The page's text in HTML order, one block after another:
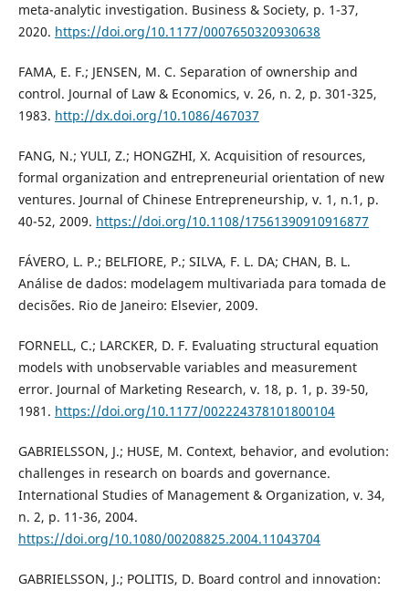
meta-analytic investigation. Business & Society, p. 1-37,
2020. https://doi.org/10.1177/0007650320930638
FAMA, E. F.; JENSEN, M. C. Separation of ownership and
control. Journal of Law & Economics, v. 26, n. 2, p. 301-325,
1983. http://dx.doi.org/10.1086/467037
FANG, N.; YULI, Z.; HONGZHI, X. Acquisition of resources,
formal organization and entrepreneurial orientation of new
ventures. Journal of Chinese Entrepreneurship, v. 1, n.1, p.
40-52, 2009. https://doi.org/10.1108/17561390910916877
FÁVERO, L. P.; BELFIORE, P.; SILVA, F. L. DA; CHAN, B. L.
Análise de dados: modelagem multivariada para tomada de
decisões. Rio de Janeiro: Elsevier, 2009.
FORNELL, C.; LARCKER, D. F. Evaluating structural equation
models with unobservable variables and measurement
error. Journal of Marketing Research, v. 18, p. 1, p. 39-50,
1981. https://doi.org/10.1177/002224378101800104
GABRIELSSON, J.; HUSE, M. Context, behavior, and evolution:
challenges in research on boards and governance.
International Studies of Management & Organization, v. 34,
n. 2, p. 11-36, 2004.
https://doi.org/10.1080/00208825.2004.11043704
GABRIELSSON, J.; POLITIS, D. Board control and innovation: